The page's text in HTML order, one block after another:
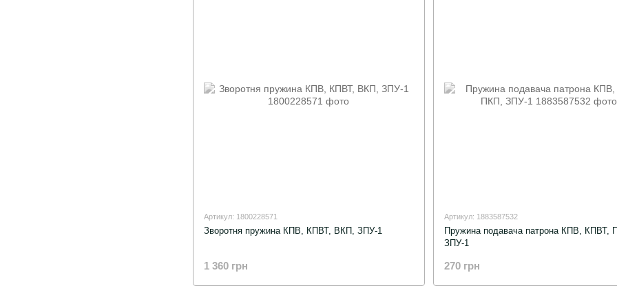
Артикул: 1800228571
Зворотня пружина КПВ, КПВТ, ВКП, ЗПУ-1
1 360 грн
Артикул: 1883587532
Пружина подавача патрона КПВ, КПВТ,
ЗПУ-1
270 грн